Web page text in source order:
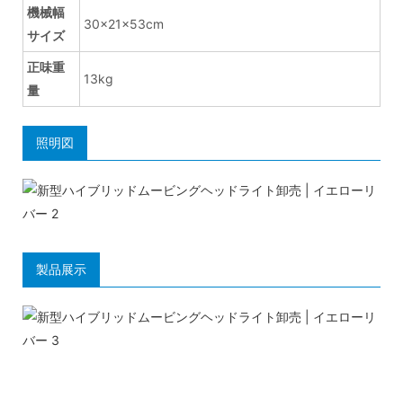
機械幅
サイズ
30×21×53cm
正味重
量
13kg
照明図
製品展示